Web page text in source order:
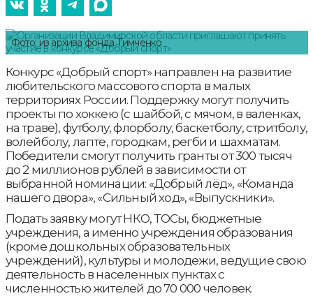
Фото: из архива фонда Тимченко
Конкурс «Добрый спорт» направлен на развитие
любительского массового спорта в малых
территориях России. Поддержку могут получить
проекты по хоккею (с шайбой, с мячом, в валенках,
на траве), футболу, флорболу, баскетболу, стритболу,
волейболу, лапте, городкам, регби и шахматам.
Победители смогут получить гранты от 300 тысяч
до 2 миллионов рублей в зависимости от
выбранной номинации: «Добрый лёд», «Команда
нашего двора», «Сильный ход», «Выпускники».
Подать заявку могут НКО, ТОСы, бюджетные
учреждения, а именно учреждения образования
(кроме дошкольных образовательных
учреждений), культуры и молодежи, ведущие свою
деятельность в населенных пунктах с
численностью жителей до 70 000 человек.